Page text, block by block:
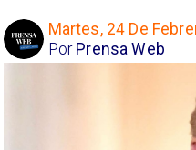
Martes, 24 De
Prensa Web
Por